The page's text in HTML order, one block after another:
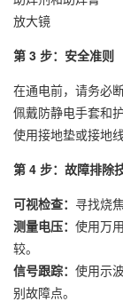
放大镜
第 3 步：安全准则
在通电前，请务必
佩戴防静电手套和护
使用接地垫或接地线
第 4 步：故障排除
可视检查： 寻找烧
测量电压： 使用万
较。
信号跟踪： 使用示
别故障点。